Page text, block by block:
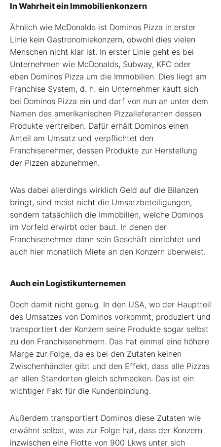
In Wahrheit ein Immobilienkonzern
Ähnlich wie McDonalds ist Dominos Pizza in erster
Linie kein Gastronomiekonzern, obwohl dies vielen
Menschen nicht klar ist. In erster Linie geht es bei
Unternehmen wie McDonalds, Subway, KFC oder
eben Dominos Pizza um die Immobilien. Dies liegt am
Franchise System, d. h. ein Unternehmer kauft sich
bei Dominos Pizza ein und darf von nun an unter dem
Namen des amerikanischen Pizzalieferanten dessen
Produkte vertreiben. Dafür erhält Dominos einen
Anteil am Umsatz und verpflichtet den
Franchisenehmer, dessen Produkte zur Herstellung
der Pizzen abzunehmen.
Was dabei allerdings wirklich Geld auf die Bilanzen
bringt, sind meist nicht die Umsatzbeteiligungen,
sondern tatsächlich die Immobilien, welche Dominos
im Vorfeld erwirbt oder baut. In denen der
Franchisenehmer dann sein Geschäft einrichtet und
auch hier monatlich Miete an den Konzern überweist.
Auch ein Logistikunternemen
Doch damit nicht genug. In den USA, wo der Hauptteil
des Umsatzes von Dominos vorkommt, produziert und
transportiert der Konzern seine Produkte sogar selbst
zu den Franchisenehmern. Das hat einmal eine höhere
Marge zur Folge, da es bei den Zutaten keinen
Zwischenhändler gibt und den Effekt, dass alle Pizzas
an allen Standorten gleich schmecken. Das ist ein
wichtiger Fakt für die Kundenbindung.
Außerdem transportiert Dominos diese Zutaten wie
erwähnt selbst, was zur Folge hat, dass der Konzern
inzwischen eine Flotte von 900 Lkws unter sich